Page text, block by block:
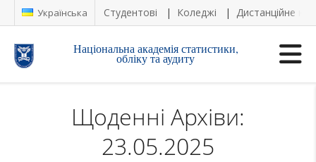
Українська Студентові Коледжі Дистанційне
Національна академія статистики,
обліку та аудиту
Щоденні Архіви:
23.05.2025